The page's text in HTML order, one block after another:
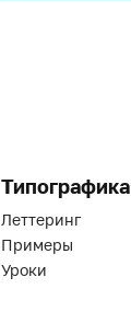
Типографика
Леттеринг
Примеры
Уроки